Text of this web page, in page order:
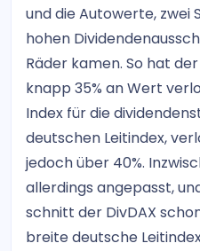
und die Autowerte,
hohen
Räder kamen. So hat
knapp 35% an Wert
Index für die
deutschen Leitindex,
jedoch über 40%.
allerdings angepasst,
schnitt der DivDAX
breite deutsche